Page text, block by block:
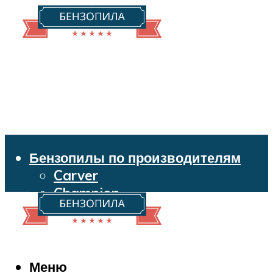
Бензопилы по производителям
Carver
Champion
Echo
Husqvarna
Makita
Меню